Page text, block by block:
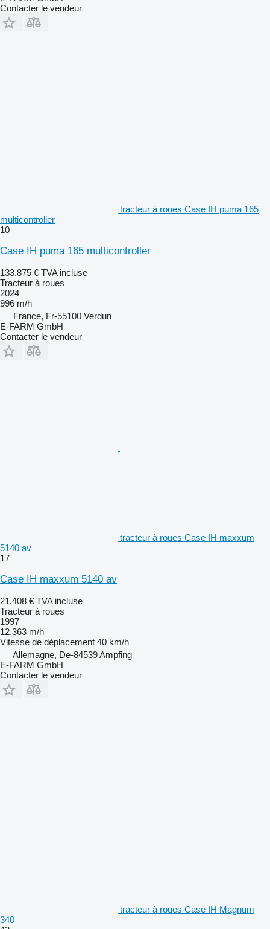
Contacter le vendeur
tracteur à roues Case IH puma 165
multicontroller
10
Case IH puma 165 multicontroller
133.875 € TVA incluse
Tracteur à roues
2024
996 m/h
France, Fr-55100 Verdun
E-FARM GmbH
Contacter le vendeur
tracteur à roues Case IH maxxum
5140 av
17
Case IH maxxum 5140 av
21.408 € TVA incluse
Tracteur à roues
1997
12.363 m/h
Vitesse de déplacement 40 km/h
Allemagne, De-84539 Ampfing
E-FARM GmbH
Contacter le vendeur
tracteur à roues Case IH Magnum
340